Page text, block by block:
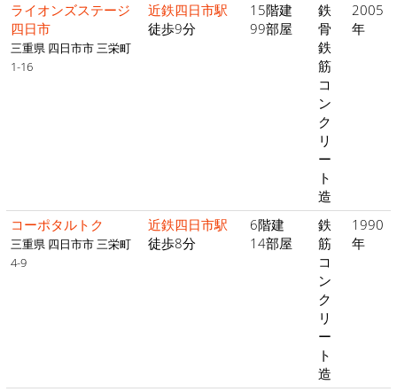
ライオンズステージ
四日市
三重県 四日市市 三栄町
1-16
近鉄四日市駅
徒歩9分
15階建
99部屋
鉄
骨
鉄
筋
コ
ン
ク
リ
ー
ト
造
2005
年
コーポタルトク
三重県 四日市市 三栄町
4-9
近鉄四日市駅
徒歩8分
6階建
14部屋
鉄
筋
コ
ン
ク
リ
ー
ト
造
1990
年